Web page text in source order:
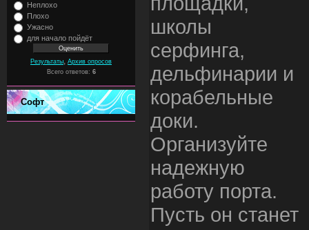
Неплохо
Плохо
Ужасно
для начало пойдёт
Результаты Архив опросов
Всего ответов: 6
Софт
школы
серфинга,
дельфинарии и
корабельные
доки.
Организуйте
надежную
работу порта.
Пусть он станет